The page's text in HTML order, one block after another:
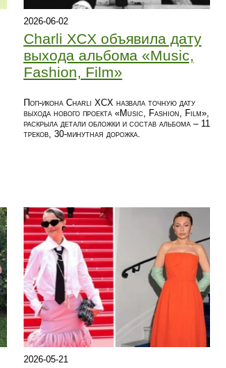
2026-06-02
Charli XCX объявила дату
выхода альбома «Music,
Fashion, Film»
Поп-икона Charli XCX назвала точную дату
выхода нового проекта «Music, Fashion, Film»,
раскрыла детали обложки и состав альбома – 11
треков, 30‑минутная дорожка.
2026-05-21